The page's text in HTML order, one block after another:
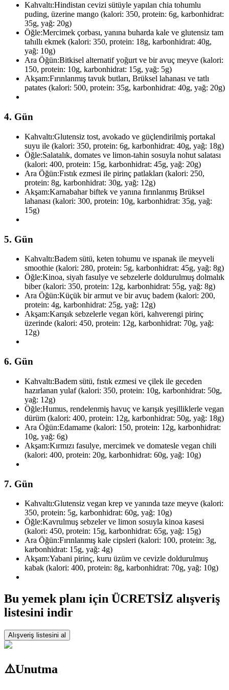
Kahvaltı:Hindistan cevizi sütüyle yapılan chia tohumlu
puding, üzerine mango (kalori: 350, protein: 6g, karbonhidrat:
35g, yağ: 20g)
Öğle:Mercimek çorbası, yanına buharda kale ve glutensiz tam
tahıllı ekmek (kalori: 350, protein: 18g, karbonhidrat: 40g,
yağ: 10g)
Ara Öğün:Bitkisel alternatif yoğurt ve bir avuç meyve (kalori:
150, protein: 10g, karbonhidrat: 15g, yağ: 5g)
Akşam:Fırınlanmış tavuk butları, Brüksel lahanası ve tatlı
patates (kalori: 500, protein: 35g, karbonhidrat: 40g, yağ: 20g)
4. Gün
Kahvaltı:Glutensiz tost, avokado ve güçlendirilmiş portakal
suyu ile (kalori: 350, protein: 6g, karbonhidrat: 40g, yağ: 18g)
Öğle:Salatalık, domates ve limon-tahin sosuyla nohut salatası
(kalori: 400, protein: 15g, karbonhidrat: 45g, yağ: 20g)
Ara Öğün:Fıstık ezmesi ile pirinç patlakları (kalori: 250,
protein: 8g, karbonhidrat: 30g, yağ: 12g)
Akşam:Karnabahar biftek ve yanına fırınlanmış Brüksel
lahanası (kalori: 300, protein: 10g, karbonhidrat: 35g, yağ:
15g)
5. Gün
Kahvaltı:Badem sütü, keten tohumu ve ıspanak ile meyveli
smoothie (kalori: 280, protein: 5g, karbonhidrat: 45g, yağ: 8g)
Öğle:Kinoa, siyah fasulye ve sebzelerle doldurulmuş dolmalık
biber (kalori: 350, protein: 12g, karbonhidrat: 55g, yağ: 8g)
Ara Öğün:Küçük bir armut ve bir avuç badem (kalori: 200,
protein: 4g, karbonhidrat: 25g, yağ: 12g)
Akşam:Karışık sebzelerle vegan köri, kahverengi pirinç
üzerinde (kalori: 450, protein: 12g, karbonhidrat: 70g, yağ:
12g)
6. Gün
Kahvaltı:Badem sütü, fıstık ezmesi ve çilek ile geceden
hazırlanan yulaf (kalori: 350, protein: 10g, karbonhidrat: 50g,
yağ: 12g)
Öğle:Humus, rendelenmiş havuç ve karışık yeşilliklerle vegan
dürüm (kalori: 400, protein: 12g, karbonhidrat: 50g, yağ: 18g)
Ara Öğün:Edamame (kalori: 150, protein: 12g, karbonhidrat:
10g, yağ: 6g)
Akşam:Kırmızı fasulye, mercimek ve domatesle vegan chili
(kalori: 400, protein: 20g, karbonhidrat: 60g, yağ: 10g)
7. Gün
Kahvaltı:Glutensiz vegan krep ve yanında taze meyve (kalori:
350, protein: 5g, karbonhidrat: 60g, yağ: 10g)
Öğle:Kavrulmuş sebzeler ve limon sosuyla kinoa kasesi
(kalori: 450, protein: 15g, karbonhidrat: 65g, yağ: 15g)
Ara Öğün:Fırınlanmış kale cipsleri (kalori: 100, protein: 3g,
karbonhidrat: 15g, yağ: 4g)
Akşam:Yabani pirinç, kuru üzüm ve cevizle doldurulmuş
kabak (kalori: 400, protein: 8g, karbonhidrat: 70g, yağ: 10g)
Bu yemek planı için ÜCRETSİZ alışveriş
listesini indir
Alışveriş listesini al
⚠️Unutma